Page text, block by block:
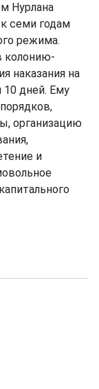
Нурлана
семи годам
режима.
колонию-
наказания на
дней. Ему
организацию
и